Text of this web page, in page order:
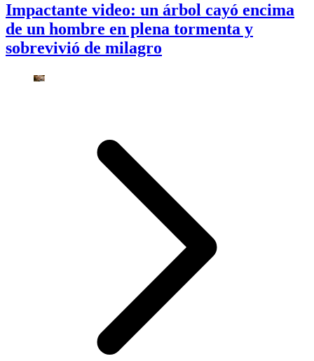
Impactante video: un árbol cayó encima
de un hombre en plena tormenta y
sobrevivió de milagro